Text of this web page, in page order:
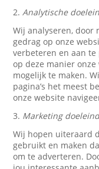
2.Analytische
Wij analyseren, door
gedrag op onze
verbeteren en aan
op deze manier
mogelijk te maken.
pagina’s het meest
onze website
3. Marketing
Wij hopen uiteraard
gebruikt en maken
om te adverteren.